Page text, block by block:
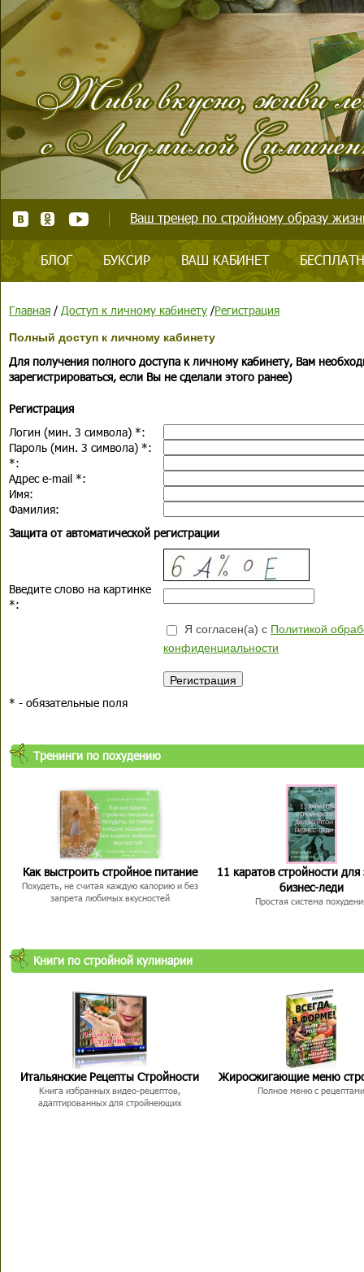
Ваш тренер по стройному образу
БЛОГ БУКСИР ВАШ КАБИНЕТ
Главная / Доступ к личному кабинету /Регистрация
Полный доступ к личному кабинету
Для получения полного доступа к личному кабинету, Вам
зарегистрироваться, если Вы не сделали этого ранее)
Регистрация
Логин (мин. 3 символа) *:
Пароль (мин. 3 символа) *:
*:
Адрес e-mail *:
Имя:
Фамилия:
Защита от автоматической регистрации
Введите слово на картинке
*:
Я согласен(а) с Политикой
конфиденциальности
* - обязательные поля
Тренинги по похудению
Как выстроить стройное питание
Похудеть, не считая каждую калорию и без
запрета любимых вкусностей
11 каратов стройности для
бизнес-леди
Простая система
Книги по стройной кулинарии
Итальянские Рецепты Стройности
Книга избранных видео-рецептов,
адаптированных для стройнеющих
Жиросжигающие меню
Полное меню с рецептами